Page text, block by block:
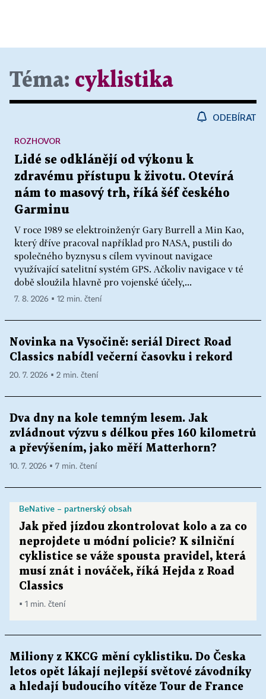
Téma: cyklistika
ODEBÍRAT
Lidé se odklánějí od výkonu k
zdravému přístupu k životu. Otevírá
nám to masový trh, říká šéf českého
Garminu
V roce 1989 se elektroinženýr Gary Burrell a Min Kao,
který dříve pracoval například pro NASA, pustili do
společného byznysu s cílem vyvinout navigace
využívající satelitní systém GPS. Ačkoliv navigace v té
době sloužila hlavně pro vojenské účely,...
ROZHOVOR
7. 8. 2026 ▪ 12 min. čtení
Novinka na Vysočině: seriál Direct Road
Classics nabídl večerní časovku i rekord
20. 7. 2026 ▪ 2 min. čtení
Dva dny na kole temným lesem. Jak
zvládnout výzvu s délkou přes 160 kilometrů
a převýšením, jako měří Matterhorn?
10. 7. 2026 ▪ 7 min. čtení
BeNative – partnerský obsah
Jak před jízdou zkontrolovat kolo a za co
neprojdete u módní policie? K silniční
cyklistice se váže spousta pravidel, která
musí znát i nováček, říká Hejda z Road
Classics
▪ 1 min. čtení
Miliony z KKCG mění cyklistiku. Do Česka
letos opět lákají nejlepší světové závodníky
a hledají budoucího vítěze Tour de France